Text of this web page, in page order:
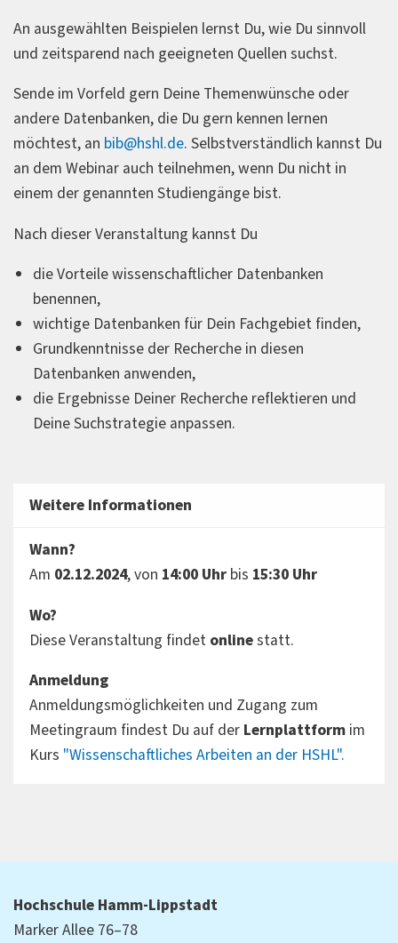
An ausgewählten Beispielen lernst Du, wie Du sinnvoll
und zeitsparend nach geeigneten Quellen suchst.
Sende im Vorfeld gern Deine Themenwünsche oder
andere Datenbanken, die Du gern kennen lernen
möchtest, an bib@hshl.de. Selbstverständlich kannst Du
an dem Webinar auch teilnehmen, wenn Du nicht in
einem der genannten Studiengänge bist.
Nach dieser Veranstaltung kannst Du
die Vorteile wissenschaftlicher Datenbanken
benennen,
wichtige Datenbanken für Dein Fachgebiet finden,
Grundkenntnisse der Recherche in diesen
Datenbanken anwenden,
die Ergebnisse Deiner Recherche reflektieren und
Deine Suchstrategie anpassen.
Weitere Informationen
Wann?
Am 02.12.2024, von 14:00 Uhrbis 15:30 Uhr
Wo?
Diese Veranstaltung findet onlinestatt.
Anmeldung
Anmeldungsmöglichkeiten und Zugang zum
Meetingraum findest Du auf der Lernplattformim
Kurs "Wissenschaftliches Arbeiten an der HSHL".
Hochschule Hamm-Lippstadt
Marker Allee 76–78